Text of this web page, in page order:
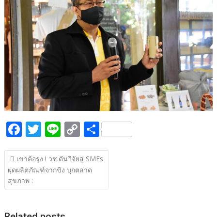
o
o
k
Li
n
F
ac
e
b
o
T
w
itt
er
Li
n
e
C
o
p
y
Li
S
h
ar
แนะแนว
เรื่อง
เขาค้อรุ่ง ! วช.ดันวิจัยสู่ SMEs
ผุดผลิตภัณฑ์จากขิง บุกตลาด
สุขภาพ :